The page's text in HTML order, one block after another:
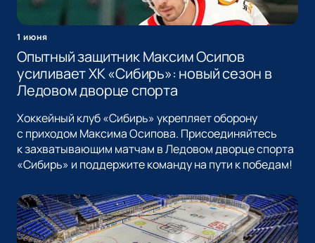
1 июня
Опытный защитник Максим Осипов
усиливает ХК «Сибирь»: новый сезон в
Ледовом дворце спорта
Хоккейный клуб «Сибирь» укрепляет оборону
с приходом Максима Осипова. Присоединяйтесь
к захватывающим матчам в Ледовом дворце спорта
«Сибирь» и поддержите команду на пути к победам!